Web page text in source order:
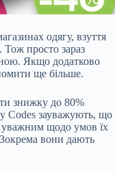
одягу, взуття
Тож просто зараз
Якщо додатково
ще більше.
знижку до 80%
Codes зауважують, що
уважним щодо умов їх
вони дають